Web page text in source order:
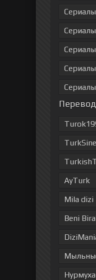
AyTurk
Mila dizi
Beni